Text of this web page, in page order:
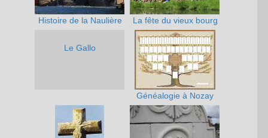
Histoire de la Naulière La fête du vieux bourg
Le Gallo
Généalogie à Nozay